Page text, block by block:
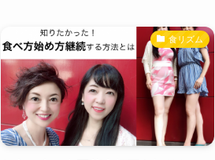
食リズム